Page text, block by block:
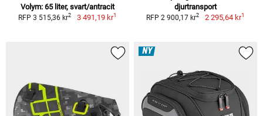
Volym: 65 liter, svart/antracit
RFP 3 515,36 kr2 3 491,19 kr1
djurtransport
RFP 2 900,17 kr2 2 295,64 kr1
NY